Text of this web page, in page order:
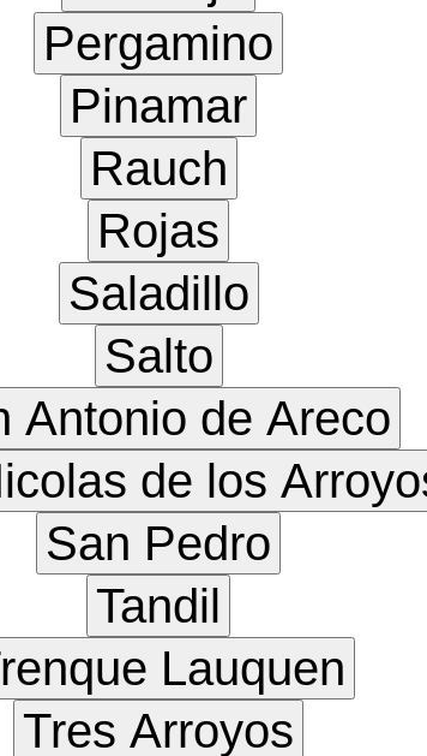
Pergamino
Pinamar
Rauch
Rojas
Saladillo
Salto
Antonio de Areco
de los
San Pedro
Tandil
Lauquen
Tres Arroyos